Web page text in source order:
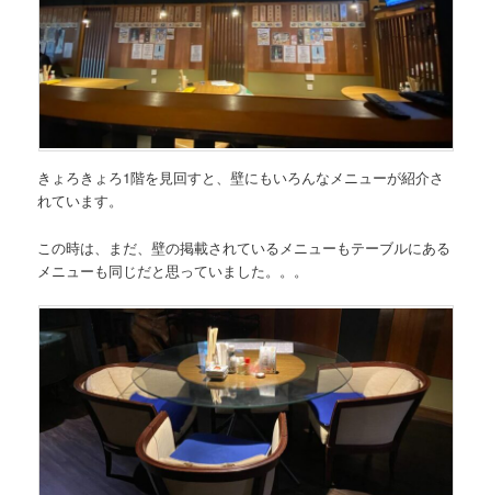
きょろきょろ1階を見回すと、壁にもいろんなメニューが紹介さ
れています。
この時は、まだ、壁の掲載されているメニューもテーブルにある
メニューも同じだと思っていました。。。